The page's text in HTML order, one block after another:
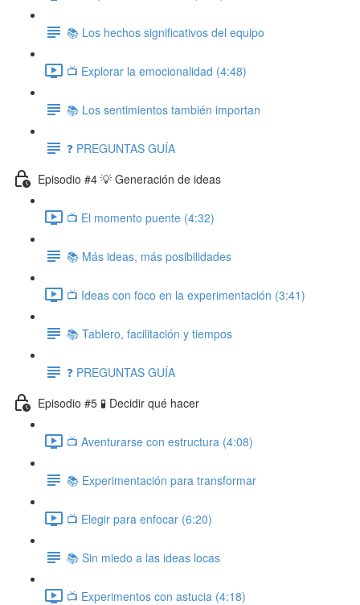
📚 Los hechos significativos del equipo
📺 Explorar la emocionalidad (4:48)
📚 Los sentimientos también importan
❓ PREGUNTAS GUÍA
Episodio #4 💡 Generación de ideas
📺 El momento puente (4:32)
📚 Más ideas, más posibilidades
📺 Ideas con foco en la experimentación (3:41)
📚 Tablero, facilitación y tiempos
❓ PREGUNTAS GUÍA
Episodio #5 🧪 Decidir qué hacer
📺 Aventurarse con estructura (4:08)
📚 Experimentación para transformar
📺 Elegir para enfocar (6:20)
📚 Sin miedo a las ideas locas
📺 Experimentos con astucia (4:18)